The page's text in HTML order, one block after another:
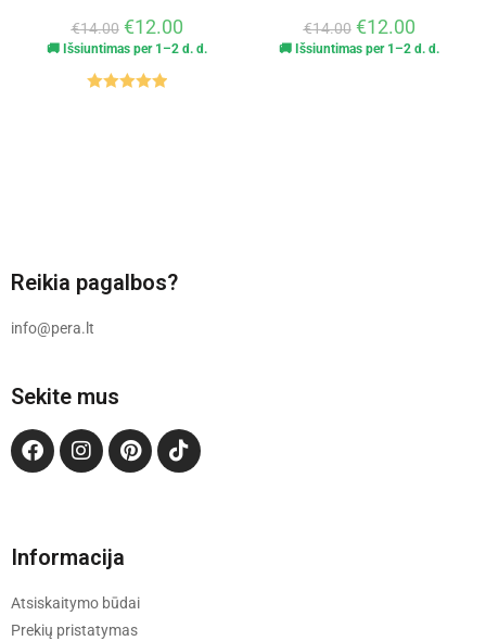
€14.00 €12.00
🚚 Išsiuntimas per 1–2 d. d.
€14.00 €12.00
🚚 Išsiuntimas per 1–2 d. d.
Reikia pagalbos?
info@pera.lt
Sekite mus
Informacija
Atsiskaitymo būdai
Prekių pristatymas